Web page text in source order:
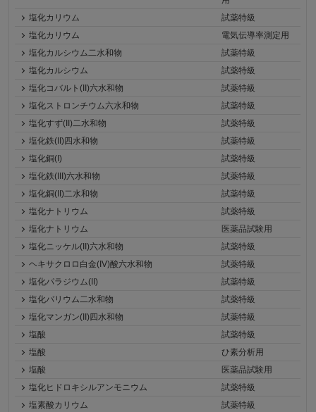
塩化カリウム
試薬特級
塩化カリウム
電気伝導率測定用
塩化カルシウム二水和物
試薬特級
塩化カルシウム
試薬特級
塩化コバルト(II)六水和物
試薬特級
塩化ストロンチウム六水和物
試薬特級
塩化すず(II)二水和物
試薬特級
塩化鉄(II)四水和物
試薬特級
塩化銅(I)
試薬特級
塩化鉄(III)六水和物
試薬特級
塩化銅(II)二水和物
試薬特級
塩化ナトリウム
試薬特級
塩化ナトリウム
医薬品試験用
塩化ニッケル(II)六水和物
試薬特級
ヘキサクロロ白金(IV)酸六水和物
試薬特級
塩化パラジウム(II)
試薬特級
塩化バリウム二水和物
試薬特級
塩化マンガン(II)四水和物
試薬特級
塩酸
試薬特級
塩酸
ひ素分析用
塩酸
医薬品試験用
塩化ヒドロキシルアンモニウム
試薬特級
塩素酸カリウム
試薬特級